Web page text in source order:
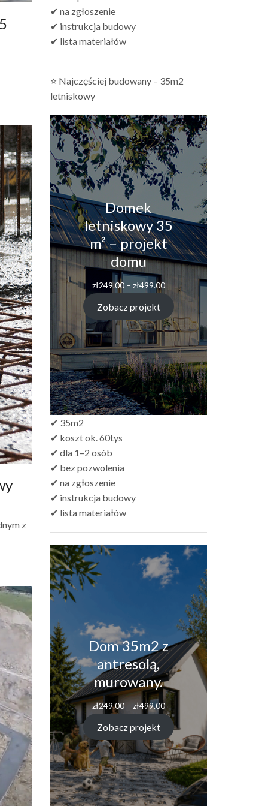
z
✔ na zgłoszenie
✔ instrukcja budowy
✔ lista materiałów
⭐ Najczęściej budowany – 35m2
letniskowy
Domek
letniskowy 35
m² – projekt
domu
zł249.00 – zł499.00Zakres
cen:
od
zł249.00
do
zł499.00
Zobacz projekt
✔ 35m2
✔ koszt ok. 60tys
✔ dla 1–2 osób
✔ bez pozwolenia
✔ na zgłoszenie
✔ instrukcja budowy
✔ lista materiałów
Dom 35m2 z
antresolą,
murowany.
zł249.00 – zł499.00Zakres
cen:
od
zł249.00
do
zł499.00
Zobacz projekt